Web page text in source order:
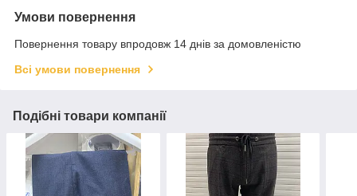
Умови повернення
Повернення товару впродовж 14 днів за домовленістю
Всі умови повернення
Подібні товари компанії